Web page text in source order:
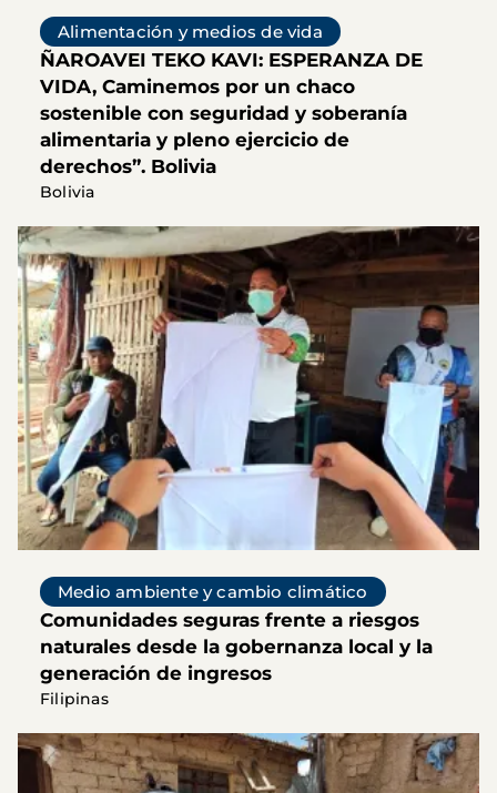
Alimentación y medios de vida
ÑAROAVEI TEKO KAVI: ESPERANZA DE
VIDA, Caminemos por un chaco
sostenible con seguridad y soberanía
alimentaria y pleno ejercicio de
derechos”. Bolivia
Bolivia
Medio ambiente y cambio climático
Comunidades seguras frente a riesgos
naturales desde la gobernanza local y la
generación de ingresos
Filipinas